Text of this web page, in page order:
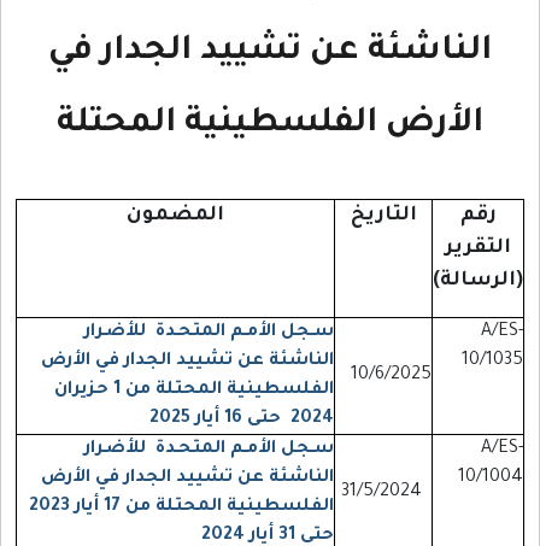
الناشئة عن تشييد الجدار في
الأرض الفلسطينية المحتلة
رقم
التقرير
(الرسالة)
التاريخ المضمون
A/ES-
10/1035
10/6/2025
سـجل الأمـم المتحـدة للأضـرار
الناشئة عن تشييد الجدار في الأرض
الفلسطينية المحتلة من 1 حزيران
2024 حتى 16 أيار 2025
A/ES-
10/1004
سـجل الأمـم المتحـدة للأضـرار
الناشئة عن تشييد الجدار في الأرض
حتى 31 أيار 2024